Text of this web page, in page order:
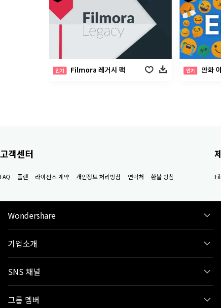
인기 Filmora 레거시 팩 인기 만화
고객센터
FAQ 플랜 라이선스 계약 개인정보 처리방침 연락처 환불 방침
Wondershare
기업소개
SNS 채널
그룹 멤버